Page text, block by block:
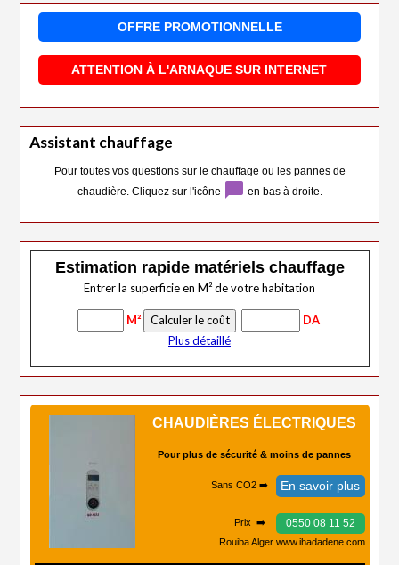
OFFRE PROMOTIONNELLE
ATTENTION À L'ARNAQUE SUR INTERNET
Assistant chauffage
Pour toutes vos questions sur le chauffage ou les pannes de
chaudière. Cliquez sur l'icône
chat_bubble en bas à droite.
Estimation rapide matériels chauffage
Entrer la superficie en M² de votre habitation
M²
DA
Plus détaillé
CHAUDIÈRES ÉLECTRIQUES
Pour plus de sécurité & moins de pannes
Sans CO2 ➡️ En savoir plus
Prix ➡️ 0550 08 11 52
Rouiba Alger www.ihadadene.com